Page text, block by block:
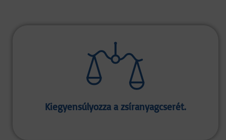
Kiegyensúlyozza a zsíranyagcserét.